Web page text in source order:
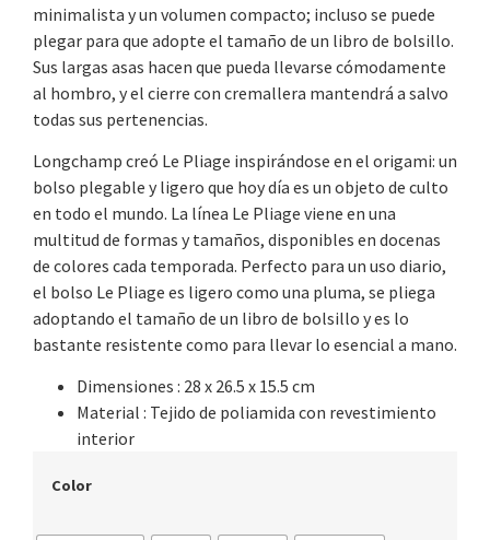
minimalista y un volumen compacto; incluso se puede
plegar para que adopte el tamaño de un libro de bolsillo.
Sus largas asas hacen que pueda llevarse cómodamente
al hombro, y el cierre con cremallera mantendrá a salvo
todas sus pertenencias.
Longchamp creó Le Pliage inspirándose en el origami: un
bolso plegable y ligero que hoy día es un objeto de culto
en todo el mundo. La línea Le Pliage viene en una
multitud de formas y tamaños, disponibles en docenas
de colores cada temporada. Perfecto para un uso diario,
el bolso Le Pliage es ligero como una pluma, se pliega
adoptando el tamaño de un libro de bolsillo y es lo
bastante resistente como para llevar lo esencial a mano.
Dimensiones : 28 x 26.5 x 15.5 cm
Material : Tejido de poliamida con revestimiento
interior
Color